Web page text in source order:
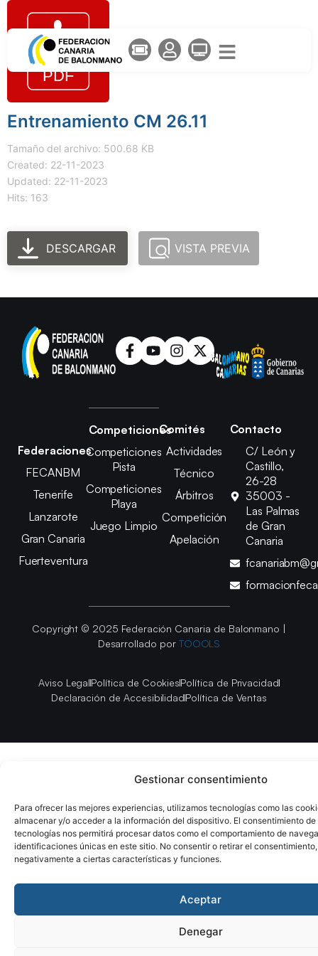
Gestionar consentimiento
Para ofrecer las mejores experiencias, utilizamos tecnologías como las
almacenar y/o acceder a la información del dispositivo. El consentimiento de
tecnologías nos permitirá procesar datos como el comportamiento de
identificaciones únicas en este sitio. No consentir o retirar el
negativamente a ciertas características y funciones.
Aceptar
Denegar
Entrenamiento CM 26.11
Tamaño del archivo: 500.68 KB
Created: 22-11-2023
Updated: 22-11-2023
Hits: 163
DESCARGAR VISTA PREVIA
Federaciones
FECANBM
Tenerife
Lanzarote
Gran Canaria
Fuerteventura
Competiciones
Competiciones
Pista
Competiciones
Playa
Juego Limpio
Comités
Actividades
Técnico
Árbitros
Competición
Apelación
Contacto
C/ León y
Castillo,
26-28
35003 -
Las Palmas
de Gran
Canaria
Copyright © 2025 Federación Canaria de Balonmano |
Desarrollado por TOOOLS
Aviso LegalPolítica de CookiesPolítica de Privacidad
Declaración de AccesibilidadPolítica de Ventas